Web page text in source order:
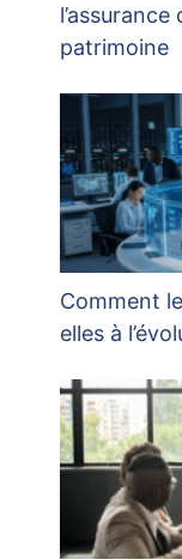
patrimoine
Comment
elles à